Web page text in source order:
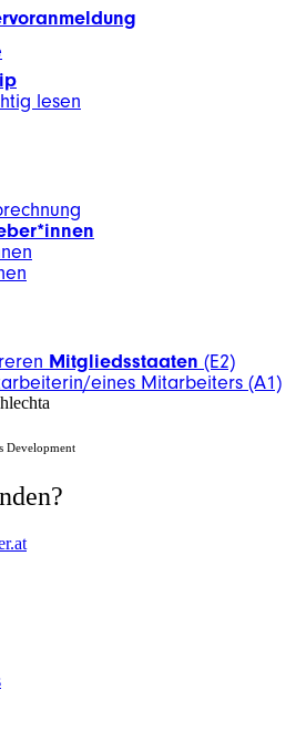
lesen
Mitgliedsstaaten (E2)
eines Mitarbeiters (A1)
Development